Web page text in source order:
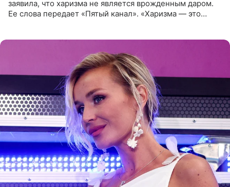
заявила, что харизма не является врожденным даром.
Ее слова передает «Пятый канал». «Харизма — это